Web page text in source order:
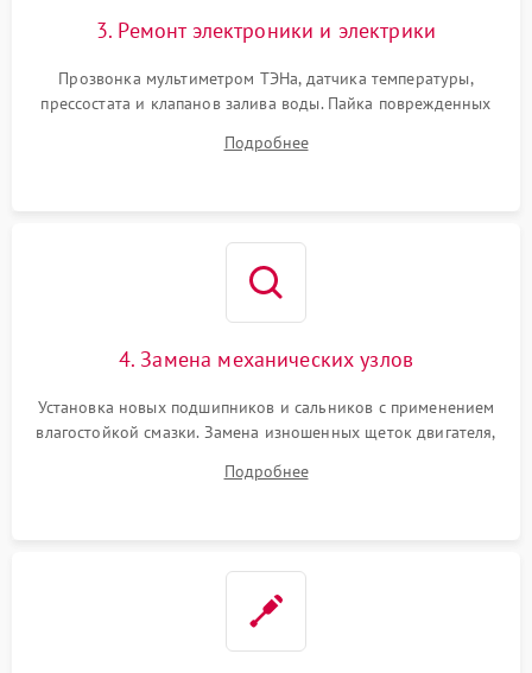
3. Ремонт электроники и электрики
Прозвонка мультиметром ТЭНа, датчика температуры,
прессостата и клапанов залива воды. Пайка поврежденных
Восстановление целостности проводки и контактов.
Подробнее
4. Замена механических узлов
Установка новых подшипников и сальников с применением
влагостойкой смазки. Замена изношенных щеток двигателя,
или поврежденной резиновой манжеты.
Подробнее